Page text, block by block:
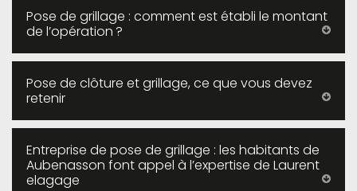
Pose de grillage : comment est établi le montant
de l’opération ?
Pose de clôture et grillage, ce que vous devez
retenir
Entreprise de pose de grillage : les habitants de
Aubenasson font appel à l’expertise de Laurent
elagage